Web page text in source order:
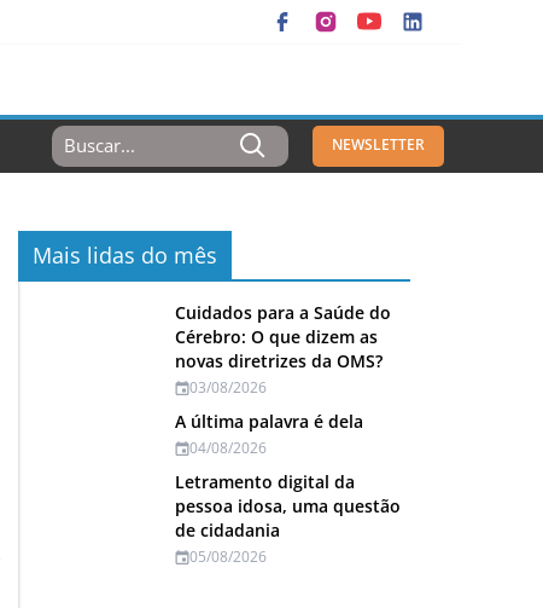
Resultados
Para:
NEWSLETTER
Mais lidas do mês
Cuidados para a Saúde do
Cérebro: O que dizem as
novas diretrizes da OMS?
03/08/2026
A última palavra é dela
04/08/2026
Letramento digital da
pessoa idosa, uma questão
de cidadania
05/08/2026